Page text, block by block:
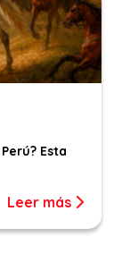
Esta
Leer más